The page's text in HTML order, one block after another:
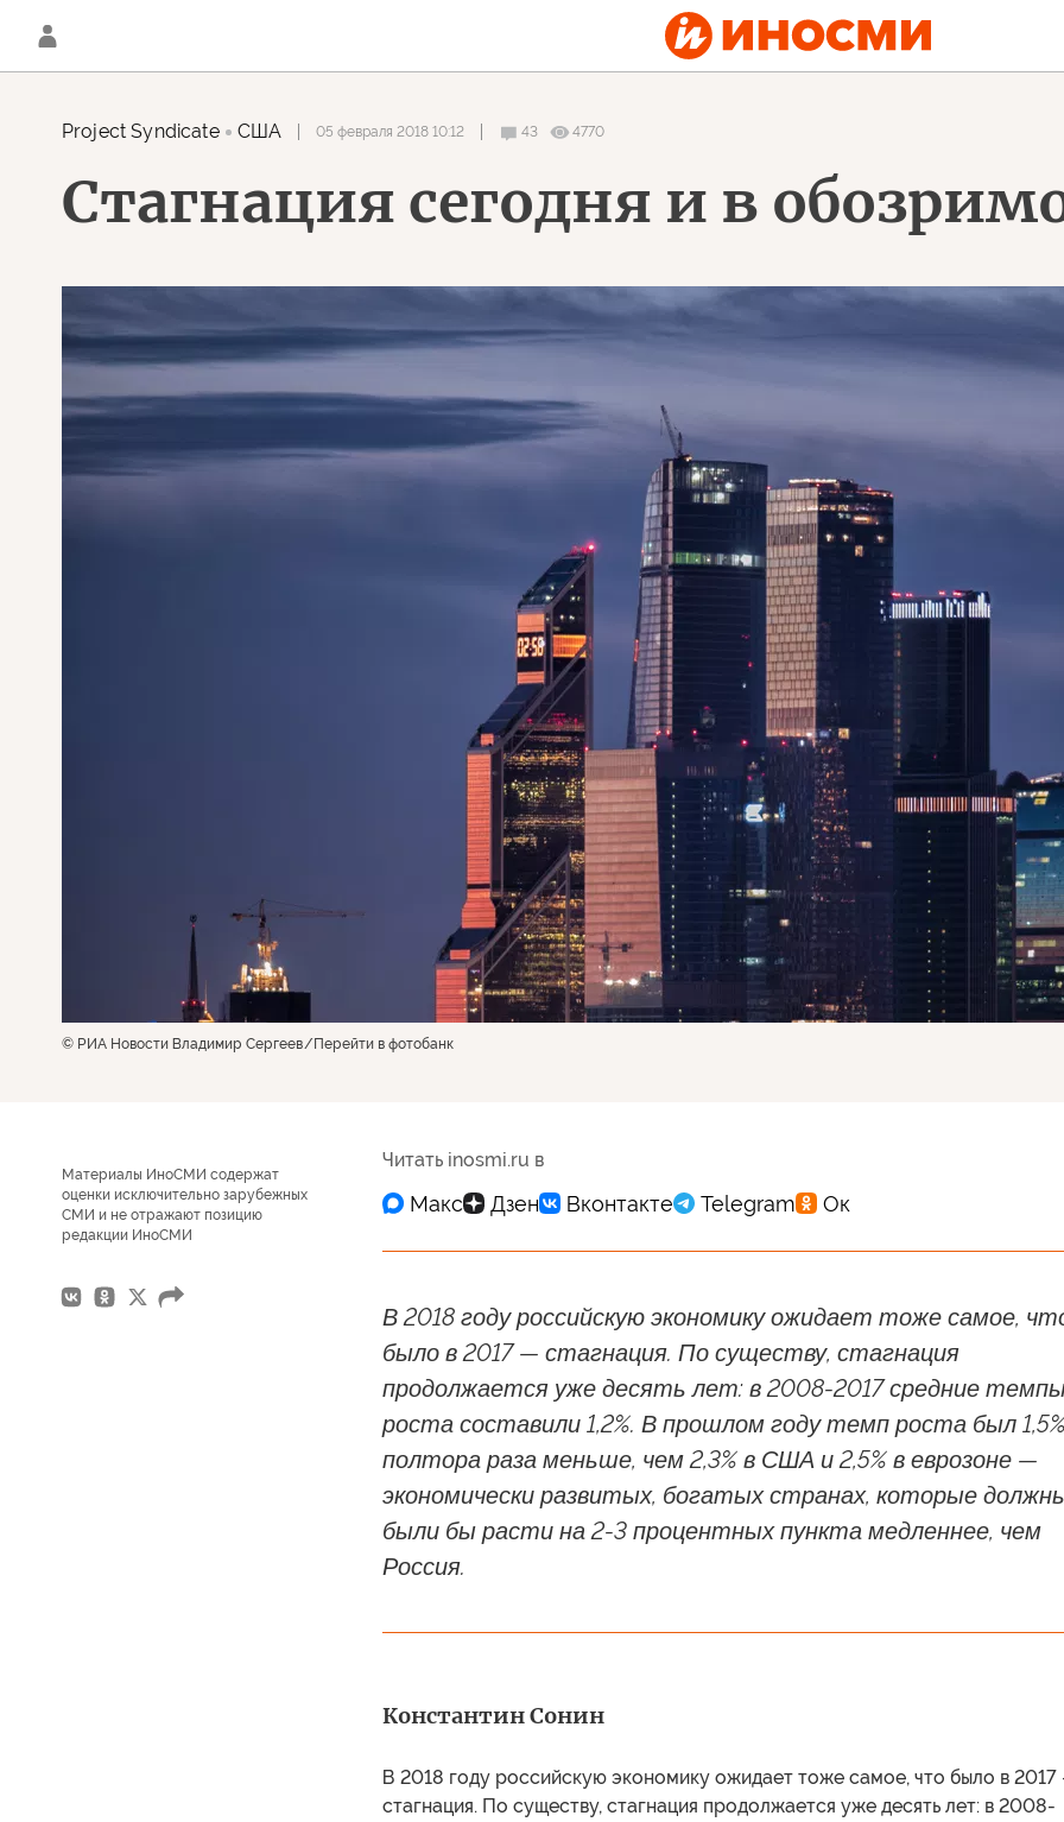
Project Syndicate США 05 февраля 2018 10:12 43 4770
Стагнация сегодня и в
© РИА Новости Владимир Сергеев Перейти в фотобанк
Материалы ИноСМИ содержат
оценки исключительно зарубежных
СМИ и не отражают позицию
редакции ИноСМИ
Читать inosmi.ru в
В 2018 году российскую экономику ожидает тоже самое,
было в 2017 — стагнация. По существу, стагнация
продолжается уже десять лет: в 2008-2017 средние
роста составили 1,2%. В прошлом году темп роста был
полтора раза меньше, чем 2,3% в США и 2,5% в еврозоне —
экономически развитых, богатых странах, которые
были бы расти на 2-3 процентных пункта медленнее, чем
Россия.
Константин Сонин
В 2018 году российскую экономику ожидает тоже самое, что было в
стагнация. По существу, стагнация продолжается уже десять лет: в 2008-